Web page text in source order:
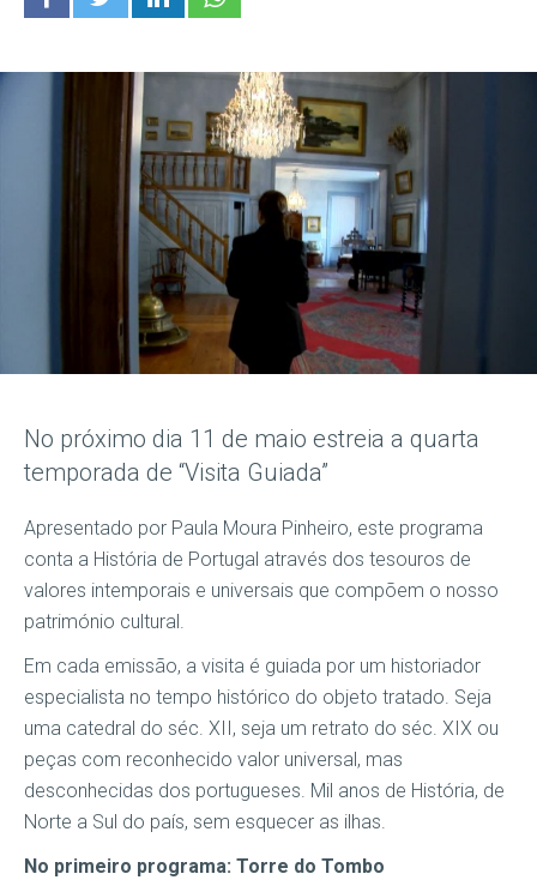
No próximo dia 11 de maio estreia a quarta
temporada de “Visita Guiada”
Apresentado por Paula Moura Pinheiro, este programa
conta a História de Portugal através dos tesouros de
valores intemporais e universais que compõem o nosso
património cultural.
Em cada emissão, a visita é guiada por um historiador
especialista no tempo histórico do objeto tratado. Seja
uma catedral do séc. XII, seja um retrato do séc. XIX ou
peças com reconhecido valor universal, mas
desconhecidas dos portugueses. Mil anos de História, de
Norte a Sul do país, sem esquecer as ilhas.
No primeiro programa: Torre do Tombo